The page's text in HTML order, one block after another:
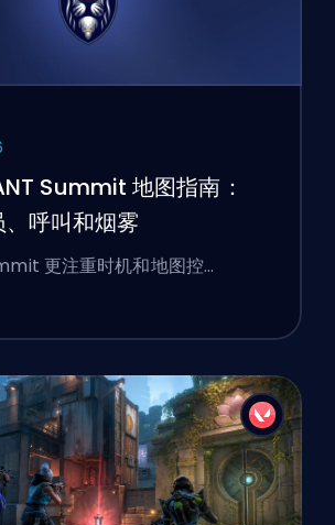
Summit 地图指南：
呼叫和烟雾
更注重时机和地图控…